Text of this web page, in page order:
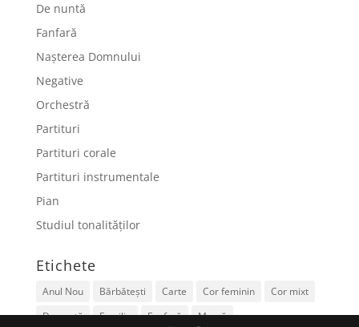
De nuntă
Fanfară
Nașterea Domnului
Negative
Orchestră
Partituri
Partituri corale
Partituri instrumentale
Pian
Studiul tonalităților
Etichete
Anul Nou Bărbătești Carte Cor feminin
Cor mixt
De nuntă
Familie Fanfară Mamă